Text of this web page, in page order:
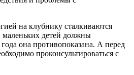
на клубнику сталкиваются
маленьких детей должны
она противопоказана. А перед
проконсультироваться с